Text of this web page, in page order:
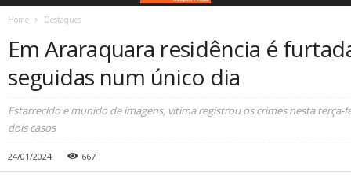
Home Destaques
Em Araraquara residência é
seguidas num único dia
Estarrecido e munido de imagens, vítima registrou os crimes nesta terça-
dois casos
24/01/2024 667